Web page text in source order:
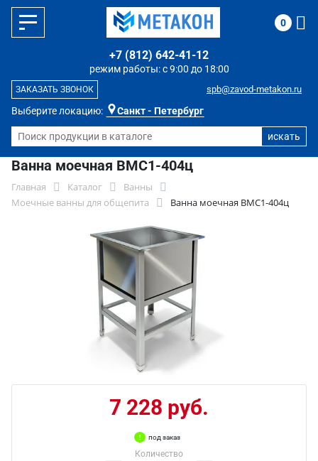
Выберите локацию: Санкт - Петербург
режим работы: с 9:00 до 18:00
+7 (812) 642-41-12
spb@zavod-metakon.ru
ЗАКАЗАТЬ ЗВОНОК
0
Ванна моечная ВМС1-404ц
Главная Каталог
Ванны
Моечные ванны для общепита
Ванна моечная ВМС1-404ц
7 228 руб.
под заказ
Количество